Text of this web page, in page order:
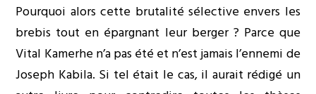
Pourquoi alors cette brutalité sélective envers les
brebis tout en épargnant leur berger ? Parce que
Vital Kamerhe n’a pas été et n’est jamais l’ennemi de
Joseph Kabila. Si tel était le cas, il aurait rédigé un